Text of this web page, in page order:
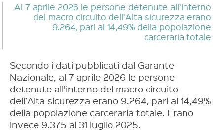
Al 7 aprile 2026 le persone detenute all’interno
del macro circuito dell’Alta sicurezza erano
9.264, pari al 14,49% della popolazione
carceraria totale
Secondo i dati pubblicati dal Garante
Nazionale, al 7 aprile 2026 le persone
detenute all’interno del macro circuito
dell’Alta sicurezza erano 9.264, pari al 14,49%
della popolazione carceraria totale. Erano
invece 9.375 al 31 luglio 2025.